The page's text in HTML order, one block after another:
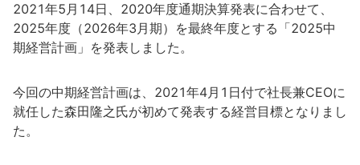
2021年5月14日、2020年度通期決算発表に合わせて、
2025年度（2026年3月期）を最終年度とする「2025中
期経営計画」を発表しました。
今回の中期経営計画は、2021年4月1日付で社長兼CEOに
就任した森田隆之氏が初めて発表する経営目標となりまし
た。